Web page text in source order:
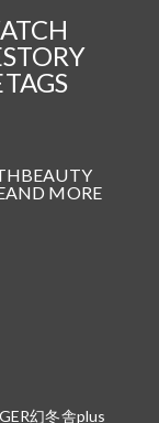
STORY
TAGS
BEAUTY
AND MORE
幻冬舎plus